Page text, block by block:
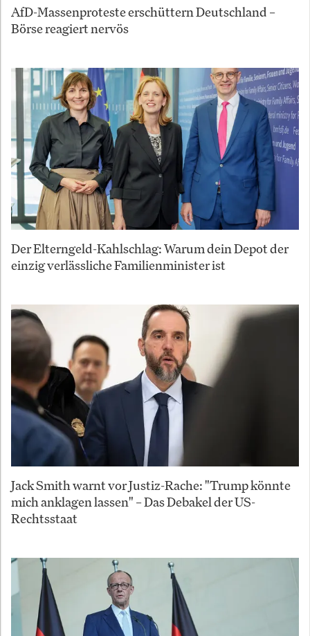
AfD-Massenproteste erschüttern Deutschland –
Börse reagiert nervös
Der Elterngeld-Kahlschlag: Warum dein Depot der
einzig verlässliche Familienminister ist
Jack Smith warnt vor Justiz-Rache: "Trump könnte
mich anklagen lassen" – Das Debakel der US-
Rechtsstaat